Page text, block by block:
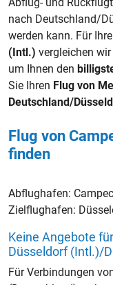
nach Deutschland/
werden kann. Für
(Intl.) vergleichen
um Ihnen den
Sie Ihren Flug von
Deutschland/
Flug von
finden
Abflughafen:
Zielflughafen:
Keine Angebote
Düsseldorf (Intl.)/
Für Verbindungen